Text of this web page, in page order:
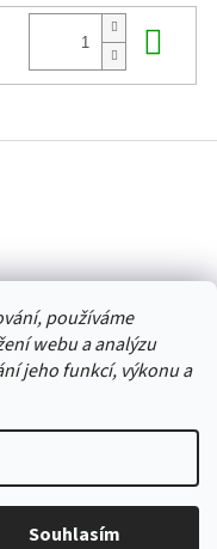
používáme
webu a analýzu
jeho funkcí, výkonu a
Souhlasím
práva vyhrazena.Upravit